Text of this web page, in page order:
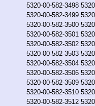
5320-00-582-3498
5320-00-582-3499
5320-00-582-3500
5320-00-582-3501
5320-00-582-3502
5320-00-582-3503
5320-00-582-3504
5320-00-582-3506
5320-00-582-3509
5320-00-582-3510
5320-00-582-3512